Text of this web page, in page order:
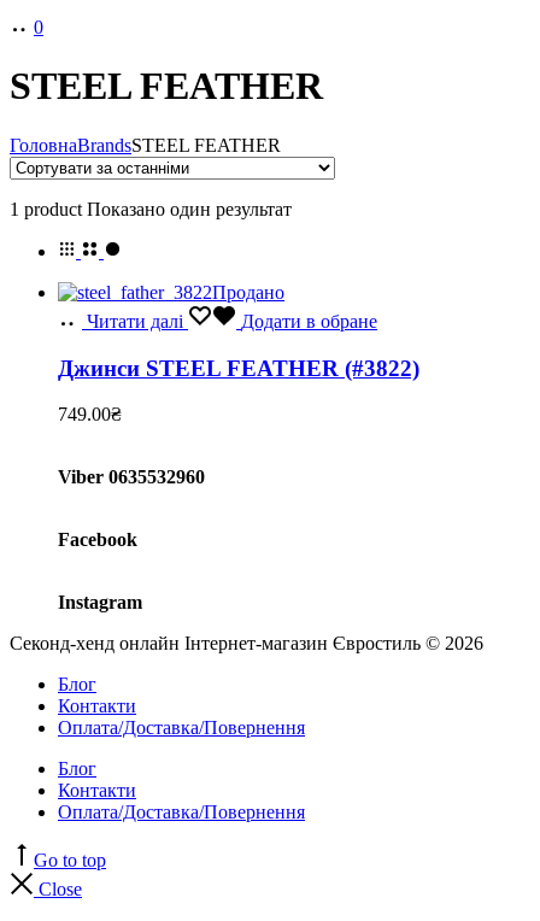
0
STEEL FEATHER
ГоловнаBrandsSTEEL FEATHER
1 product Показано один результат
Продано
Читати далі
Додати в обране
Джинси STEEL FEATHER (#3822)
749.00₴
Viber 0635532960
Facebook
Instagram
Секонд-хенд онлайн Інтернет-магазин Євростиль © 2026
Блог
Контакти
Оплата/Доставка/Повернення
Блог
Контакти
Оплата/Доставка/Повернення
Go to top
Close